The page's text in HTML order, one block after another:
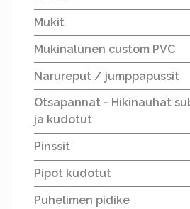
Mukit
Mukinalunen custom PVC
Narureput / jumppapussit
Otsapannat - Hikinauhat
ja kudotut
Pinssit
Pipot kudotut
Puhelimen pidike